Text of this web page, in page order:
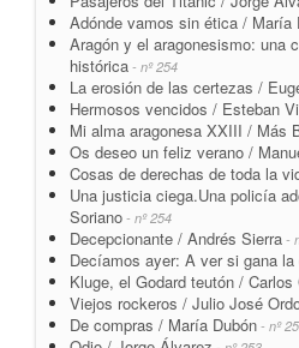
Adónde vamos sin ética / María
Aragón y el aragonesismo: una
histórica - nº 254
La erosión de las certezas /
Hermosos vencidos / Esteban
Mi alma aragonesa XXIII / Más
Os deseo un feliz verano /
Cosas de derechas de toda la
Una justicia ciega.Una policía
Soriano - nº 254
Decepcionante / Andrés Sierra -
Decíamos ayer: A ver si gana
Kluge, el Godard teutón / Carlos
Viejos rockeros / Julio José
De compras / María Dubón - nº